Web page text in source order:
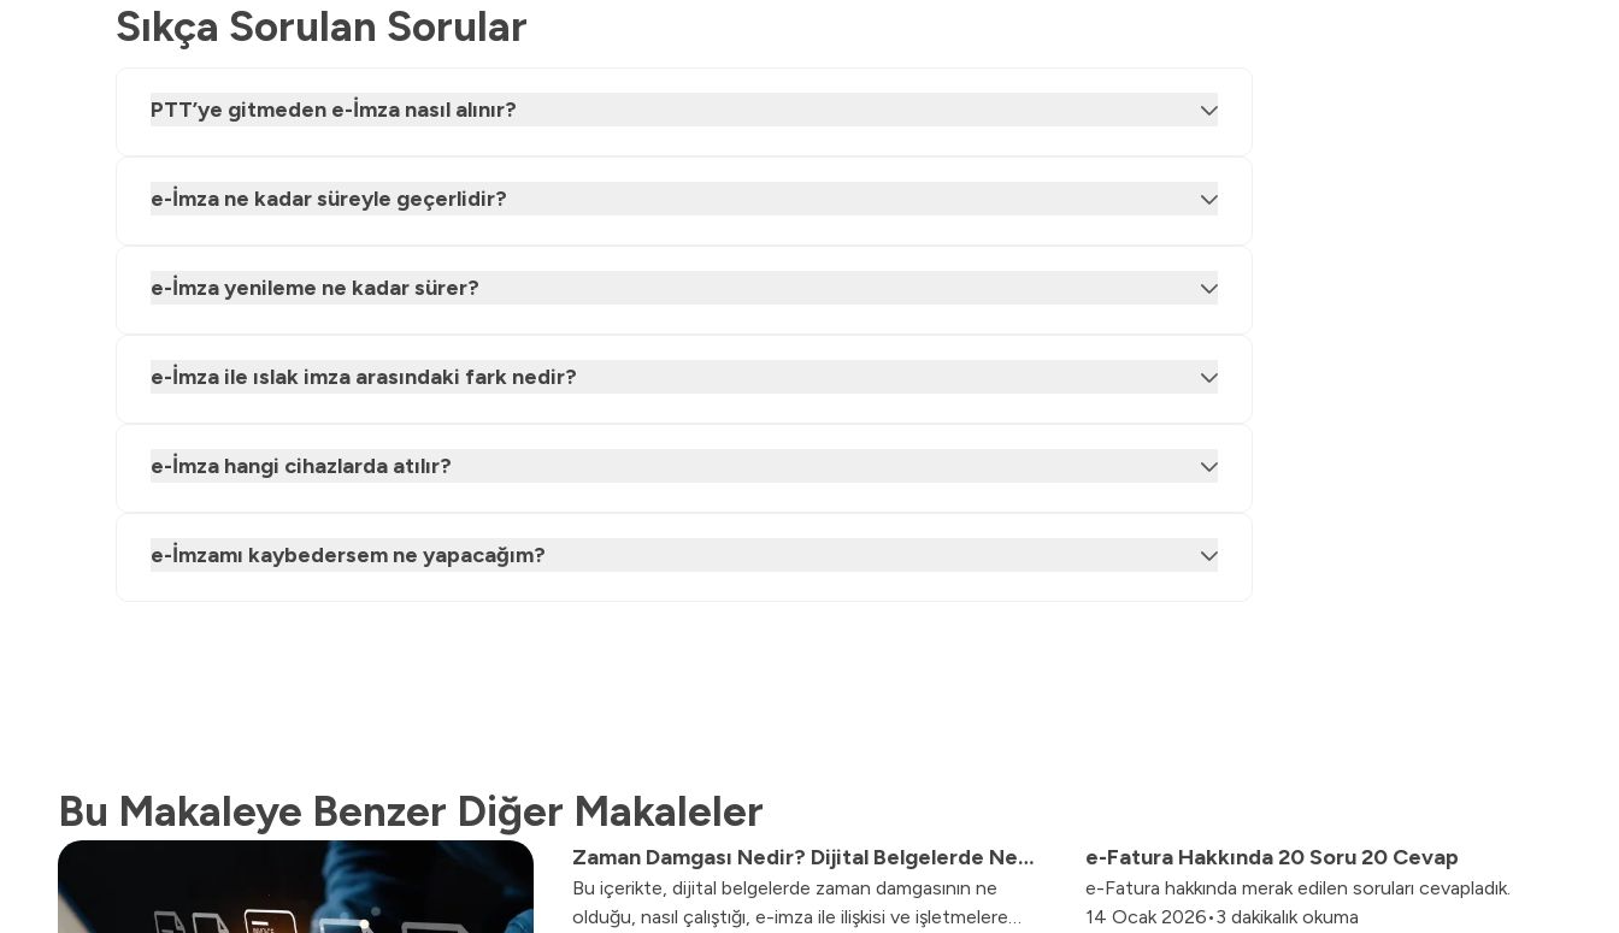
Sıkça Sorulan Sorular
PTT’ye gitmeden e-İmza nasıl alınır?
e-İmza ne kadar süreyle geçerlidir?
e-İmza yenileme ne kadar sürer?
e-İmza ile ıslak imza arasındaki fark nedir?
e-İmza hangi cihazlarda atılır?
e-İmzamı kaybedersem ne yapacağım?
Bu Makaleye Benzer Diğer Makaleler
Zaman Damgası Nedir? Dijital Belgelerde Ne
İşe Yarar?
Bu içerikte, dijital belgelerde zaman damgasının ne
olduğu, nasıl çalıştığı, e-imza ile ilişkisi ve işletmelere
e-Fatura Hakkında 20 Soru 20 Cevap
e-Fatura hakkında merak edilen soruları cevapladık.
14 Ocak 2026•3 dakikalık okuma